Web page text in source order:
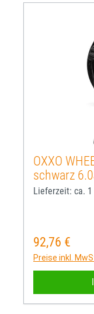
OXXO
schwarz
Lieferzeit: ca.
Regulärer
92,76 €
Preise inkl.